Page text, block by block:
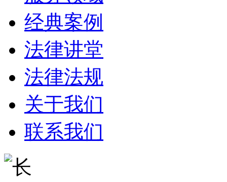
经典案例
法律讲堂
法律法规
关于我们
联系我们